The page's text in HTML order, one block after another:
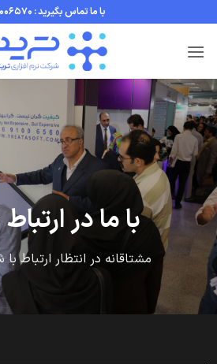
to
content
با ما تماس بگیرید : 02691006570
با ما در
مشتاقانه در انتظار ارتباط